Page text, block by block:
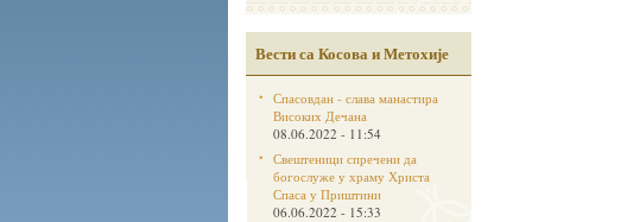
Вести са Косова и Метохије
Спасовдан - слава манастира
Високих Дечана
08.06.2022 - 11:54
Свештеници спречени да
богослуже у храму Христа
Спаса у Приштини
06.06.2022 - 15:33